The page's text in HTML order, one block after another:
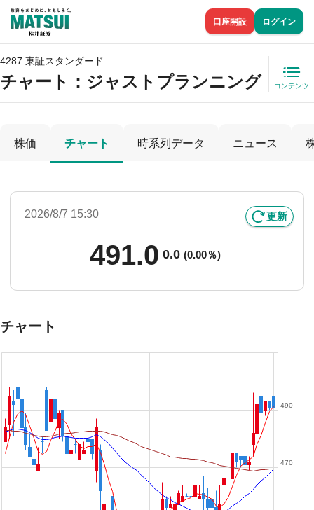
口座開設 ログイン
4287 東証スタンダード
チャート： ジャストプランニング コンテンツ
株価 チャート 時系列データ ニュース
2026/8/7 15:30 更新
491.0 0.0 (0.00％)
チャート
470
490